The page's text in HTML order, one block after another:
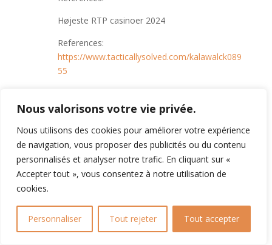
Nous valorisons votre vie privée.
Nous utilisons des cookies pour améliorer votre expérience
de navigation, vous proposer des publicités ou du contenu
personnalisés et analyser notre trafic. En cliquant sur «
Accepter tout », vous consentez à notre utilisation de
cookies.
Personnaliser Tout rejeter Tout accepter
Højeste RTP casinoer 2024
References:
https://www.tacticallysolved.com/kalawalck089
55
molchanovonews.ru sur mai 1, 2026 à
10:10 am
References:
Gennemgang af de bedste udbetalende
References:
http://amur.1gb.ua/user/japantwist0/